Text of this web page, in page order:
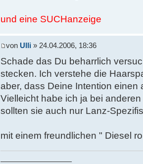
und eine SUCHanzeige
von Ulli » 24.04.2006, 18:36
Schade das Du beharrlich
stecken. Ich verstehe die
aber, dass Deine Intention einen
Vielleicht habe ich ja bei
sollten sie auch nur Lanz-
mit einem freundlichen " Diesel